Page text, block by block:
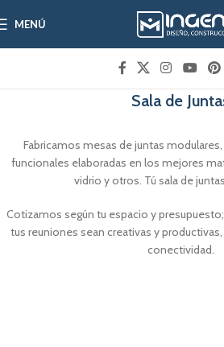
MENÚ
Sala de
Fabricamos mesas de juntas
funcionales elaboradas en los mejores
vidrio y otros. Tú sala de
Cotizamos según tu espacio y
tus reuniones sean creativas y
conectividad.